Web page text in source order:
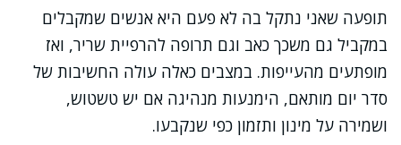
תופעה שאני נתקל בה לא פעם היא אנשים שמקבלים
במקביל גם משכך כאב וגם תרופה להרפיית שריר, ואז
מופתעים מהעייפות. במצבים כאלה עולה החשיבות של
סדר יום מותאם, הימנעות מנהיגה אם יש טשטוש,
ושמירה על מינון ותזמון כפי שנקבעו.